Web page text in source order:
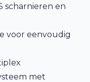
scharnieren en
voor eenvoudig
met